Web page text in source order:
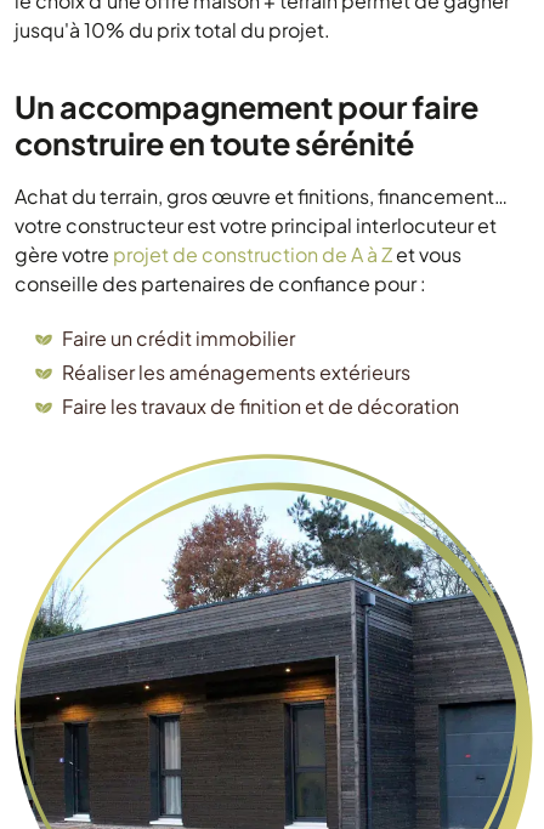
jusqu'à 10% du prix total du projet.
Un accompagnement pour faire
construire en toute sérénité
Achat du terrain, gros œuvre et finitions, financement…
votre constructeur est votre principal interlocuteur et
gère votre projet de construction de A à Zet vous
conseille des partenaires de confiance pour :
Faire un crédit immobilier
Réaliser les aménagements extérieurs
Faire les travaux de finition et de décoration